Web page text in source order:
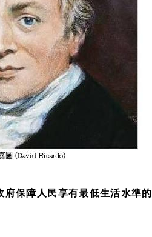
保障人民享有最低生活水準的